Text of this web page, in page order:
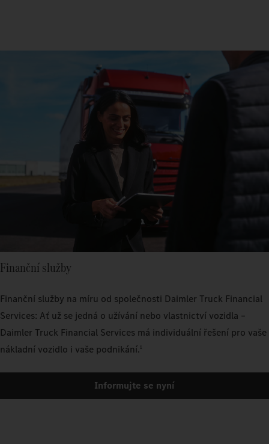
Finanční služby
Finanční služby na míru od společnosti Daimler Truck Financial
Services: Ať už se jedná o užívání nebo vlastnictví vozidla –
Daimler Truck Financial Services má individuální řešení pro vaše
nákladní vozidlo i vaše podnikání.1
Informujte se nyní